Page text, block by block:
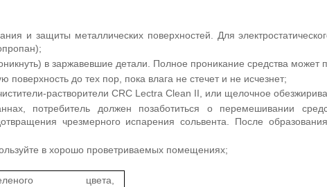
и защиты металлических поверхностей. Для
в заржавевшие детали. Полное проникание средства может
до тех пор, пока влага не стечет и не исчезнет;
растворители CRC Lectra Clean II, или щелочное
потребитель должен позаботиться о перемешивании
чрезмерного испарения сольвента. После
в хорошо проветриваемых помещениях;
цвета,